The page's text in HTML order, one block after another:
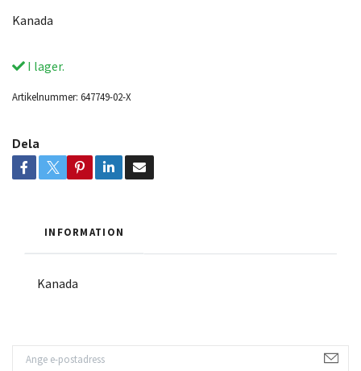
Kanada
I lager.
Artikelnummer: 647749-02-X
Dela
INFORMATION
Kanada